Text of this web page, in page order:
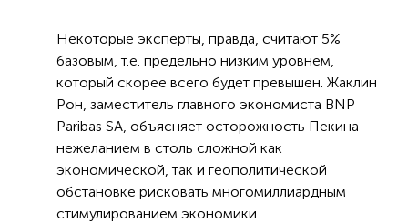
Некоторые эксперты, правда, считают 5%
базовым, т.е. предельно низким уровнем,
который скорее всего будет превышен. Жаклин
Рон, заместитель главного экономиста BNP
Paribas SA, объясняет осторожность Пекина
нежеланием в столь сложной как
экономической, так и геополитической
обстановке рисковать многомиллиардным
стимулированием экономики.